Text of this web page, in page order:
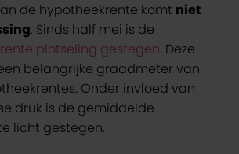
de hypotheekrente komt niet
. Sinds half mei is de
plotseling gestegen. Deze
belangrijke graadmeter van
Onder invloed van
druk is de gemiddelde
licht gestegen.